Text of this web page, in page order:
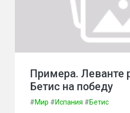
Примера. Леванте
Бетис на победу
#Мир #Испания #Бетис